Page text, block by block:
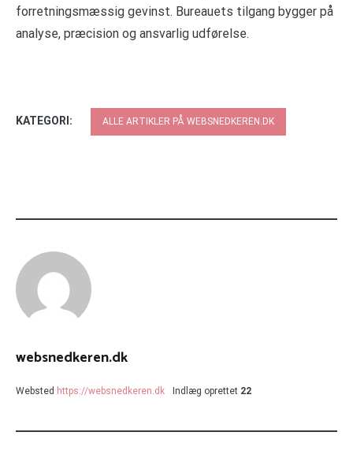
forretningsmæssig gevinst. Bureauets tilgang bygger på
analyse, præcision og ansvarlig udførelse.
KATEGORI: ALLE ARTIKLER PÅ WEBSNEDKEREN.DK
websnedkeren.dk
Websted https://websnedkeren.dk Indlæg oprettet 22